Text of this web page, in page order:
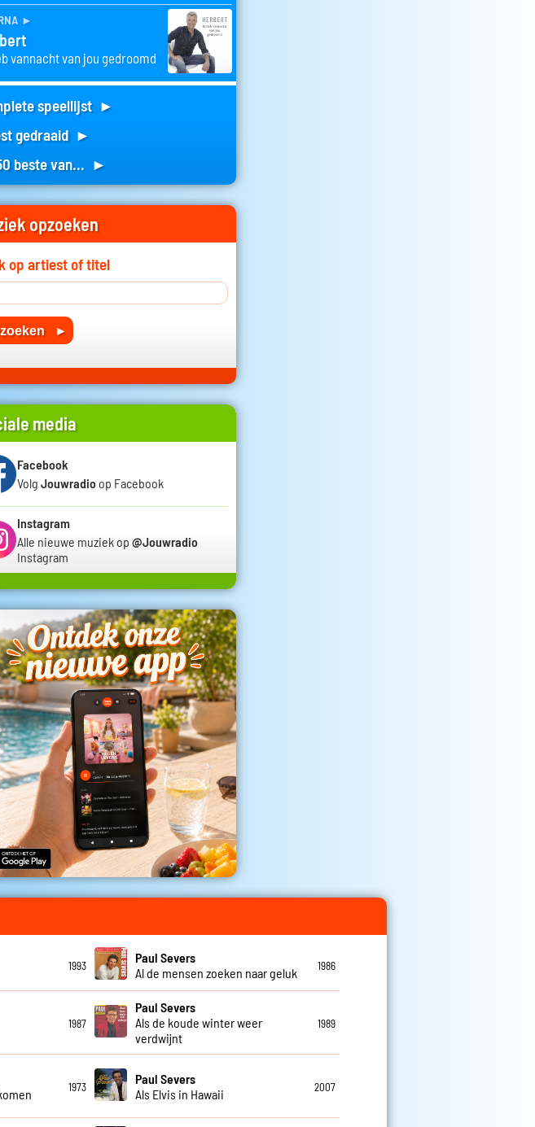
►
vannacht van jou gedroomd
speellijst ►
gedraaid ►
beste van... ►
opzoeken
op artiest of titel
media
Facebook
Volg Jouwradio op Facebook
Instagram
Alle nieuwe muziek op @Jouwradio
Instagram
1993
Paul Severs
Al de mensen zoeken naar geluk
1986
1987
Paul Severs
Als de koude winter weer
verdwijnt
1989
1973
Paul Severs
Als Elvis in Hawaii
2007